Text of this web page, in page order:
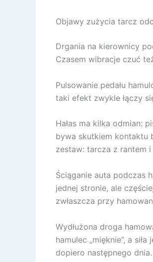
Objawy zużycia tarcz
Drgania na kierownicy
Czasem wibracje czuć
Pulsowanie pedału
taki efekt zwykle łączy
Hałas ma kilka odmian:
bywa skutkiem kontaktu
zestaw: tarcza z rantem
Ściąganie auta podczas
jednej stronie, ale
zwłaszcza przy
Wydłużona droga
hamulec „mięknie”, a
dopiero następnego dnia.